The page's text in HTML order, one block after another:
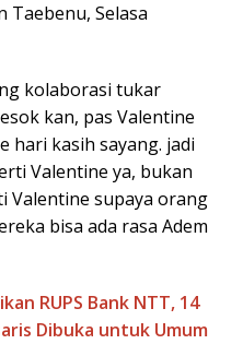
Taebenu, Selasa
kolaborasi tukar
kan, pas Valentine
hari kasih sayang. jadi
Valentine ya, bukan
Valentine supaya orang
bisa ada rasa Adem
RUPS Bank NTT, 14
Dibuka untuk Umum